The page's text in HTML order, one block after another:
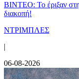
ΒΙΝΤΕΟ: Το έριξαν
διακοπή!
ΝΤΡΙΜΠΛΕΣ
|
06-08-2026